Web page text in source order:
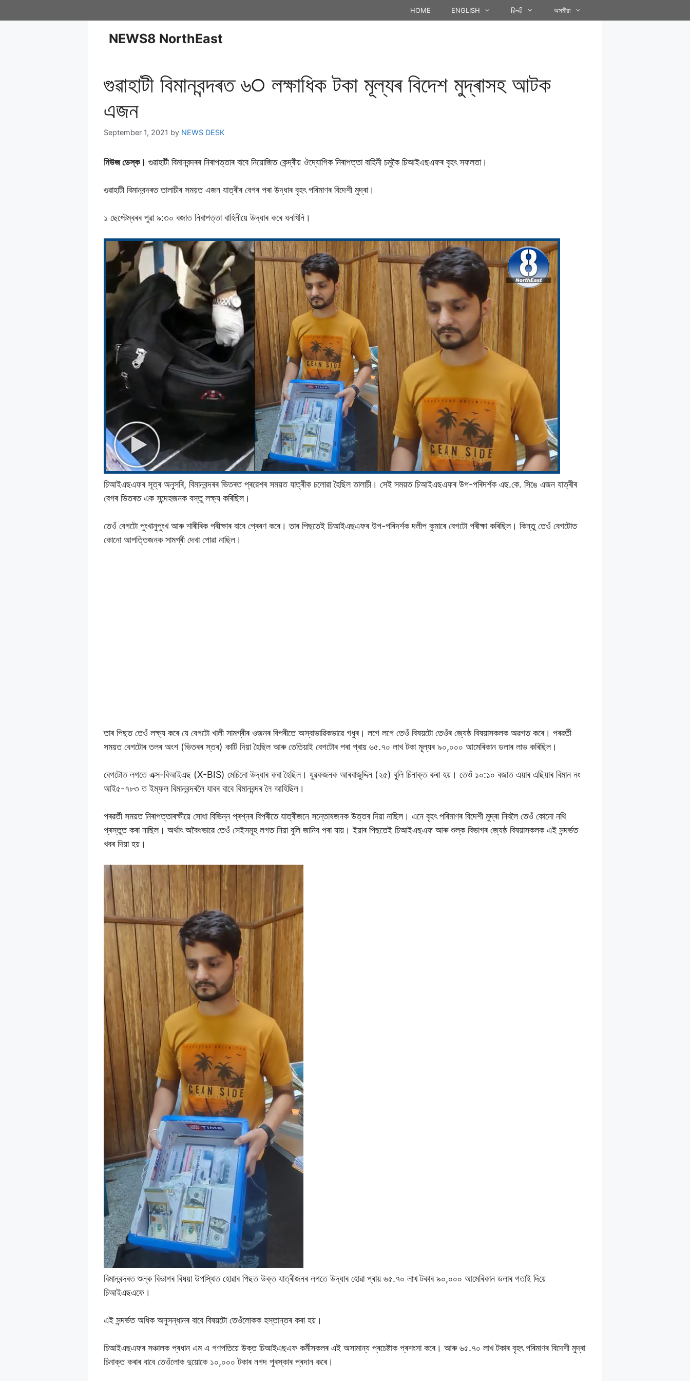
HOME ENGLISH हिन्दी অসমীয়া
NEWS8 NorthEast
গুৱাহাটী বিমানবন্দৰত ৬੦ লক্ষাধিক টকা মূল্যৰ বিদেশ মুদ্ৰাসহ আটক
এজন
September 1, 2021 by NEWS DESK
নিউজ ডেস্ক। গুৱাহাটী বিমানবন্দৰৰ নিৰাপত্তাৰ বাবে নিয়ােজিত কেন্দ্ৰীয় ঔদ্যােগিক নিৰাপত্তা বাহিনী চমুকৈ চিআইএছএফৰ বৃহৎ সফলতা।
গুৱাহাটী বিমানবন্দৰত তালাচীৰ সময়ত এজন যাত্ৰীৰ বেগৰ পৰা উদ্ধাৰ বৃহৎ পৰিমাণৰ বিদেশী মুদ্ৰা।
১ ছেপ্টেম্বৰৰ পুৱা ৯:৩০ বজাত নিৰাপত্তা বাহিনীয়ে উদ্ধাৰ কৰে ধনখিনি।
চিআইএছএফৰ সূত্ৰ অনুসৰি, বিমানবন্দৰৰ ভিতৰত প্ৰৱেশৰ সময়ত যাত্ৰীক চলোৱা হৈছিল তালাচী। সেই সময়ত চিআইএছএফৰ উপ-পৰিদৰ্শক এছ.কে. সিঙে এজন যাত্ৰীৰ
বেগৰ ভিতৰত এক সন্দেহজনক বস্তু লক্ষ্য কৰিছিল।
তেওঁ বেগটো পুংখানুপুংখ আৰু শাৰীৰিক পৰীক্ষাৰ বাবে প্ৰেৰণ কৰে। তাৰ পিছতেই চিআইএছএফৰ উপ-পৰিদৰ্শক দলীপ কুমাৰে বেগটো পৰীক্ষা কৰিছিল। কিন্তু তেওঁ বেগটোত
কোনো আপত্তিজনক সামগ্ৰী দেখা পোৱা নাছিল।
তাৰ পিছত তেওঁ লক্ষ্য কৰে যে বেগটো খালী সামগ্ৰীৰ ওজনৰ বিপৰীতে অস্বাভাৱিকভাৱে গধুৰ। লগে লগে তেওঁ বিষয়টো তেওঁৰ জ্যেষ্ঠ বিষয়াসকলক অৱগত কৰে। পৰৱৰ্তী
সময়ত বেগটোৰ তলৰ অংশ (ভিতৰৰ স্তৰ) কাটি দিয়া হৈছিল আৰু তেতিয়াই বেগটোৰ পৰা প্ৰায় ৬৫.৭০ লাখ টকা মূল্যৰ ৯০,০০০ আমেৰিকান ডলাৰ লাভ কৰিছিল।
বেগটোত লগতে এক্স-বিআইএছ (X-BIS) মেচিনো উদ্ধাৰ কৰা হৈছিল। যুৱকজনক আৰবাজুদ্দিন (২৫) বুলি চিনাক্ত কৰা হয়। তেওঁ ১০:১০ বজাত এয়াৰ এছিয়াৰ বিমান নং
আই৫-৭৮৩ ত ইম্ফল বিমানবন্দৰলৈ যাবৰ বাবে বিমানবন্দৰ লৈ আহিছিল।
পৰৱৰ্তী সময়ত নিৰাপত্তাৰক্ষীয়ে সোধা বিভিন্ন প্ৰশ্নৰ বিপৰীতে যাত্ৰীজনে সন্তোষজনক উত্তৰ দিয়া নাছিল। এনে বৃহৎ পৰিমাণৰ বিদেশী মুদ্ৰা নিবলৈ তেওঁ কোনো নথি
প্ৰস্তুত কৰা নাছিল। অৰ্থাৎ অবৈধভাৱে তেওঁ সেইসমূহ লগত নিয়া বুলি জানিব পৰা যায়। ইয়াৰ পিছতেই চিআইএছএফ আৰু শুল্ক বিভাগৰ জ্যেষ্ঠ বিষয়াসকলক এই সন্দৰ্ভত
খবৰ দিয়া হয়।
বিমানবন্দৰত শুল্ক বিভাগৰ বিষয়া উপস্থিত হোৱাৰ পিছত উক্ত যাত্ৰীজনৰ লগতে উদ্ধাৰ হোৱা প্ৰায় ৬৫.৭০ লাখ টকাৰ ৯০,০০০ আমেৰিকান ডলাৰ গতাই দিয়ে
চিআইএছএফে।
এই সন্দৰ্ভত অধিক অনুসন্ধানৰ বাবে বিষয়টো তেওঁলোকক হস্তান্তৰ কৰা হয়।
চিআইএছএফৰ সঞ্চালক প্ৰধান এম এ গণপতিয়ে উক্ত চিআইএছএফ কৰ্মীসকলৰ এই অসামান্য প্ৰচেষ্টাক প্ৰশংসা কৰে। আৰু ৬৫.৭০ লাখ টকাৰ বৃহৎ পৰিমাণৰ বিদেশী মুদ্ৰা
চিনাক্ত কৰাৰ বাবে তেওঁলোক দুয়োকে ১০,০০০ টকাৰ নগদ পুৰস্কাৰ প্ৰদান কৰে।